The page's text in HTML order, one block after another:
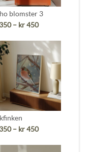
blomster 3
350 – kr450Prisområde:
til
kr 450
350 – kr450Prisområde:
til